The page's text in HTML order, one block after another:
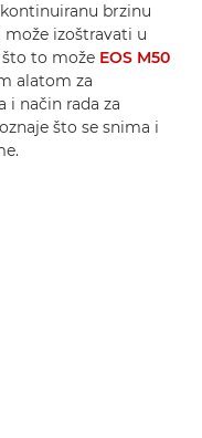
brzinu
može izoštravati u
to može EOS M50
alatom za
i način rada za
što se snima i